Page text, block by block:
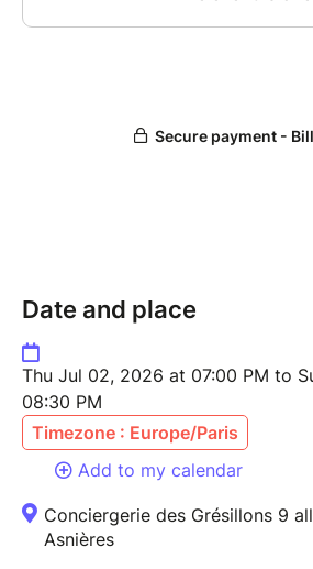
Date and place
Thu Jul 02, 2026 at 07:00 PM to
08:30 PM
Timezone : Europe/Paris
Add to my calendar
Conciergerie des Grésillons 9
Asnières